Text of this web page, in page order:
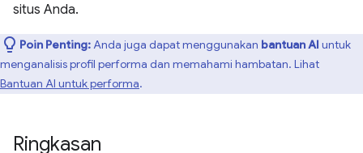
situs Anda.
Poin Penting:Anda juga dapat menggunakan bantuan AI untuk
menganalisis profil performa dan memahami hambatan. Lihat
Bantuan AI untuk performa.
Ringkasan